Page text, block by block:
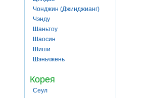
Чонджин (Джинджианг)
Чэнду
Шаньтоу
Шаосин
Шиши
Шэньчжень
Корея
Сеул